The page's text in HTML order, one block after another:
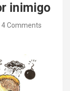
inimigo
4 Comments